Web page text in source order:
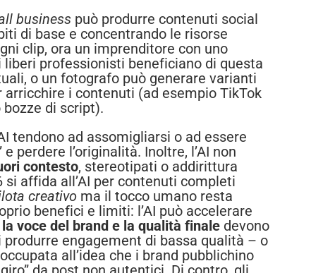
business può produrre contenuti social
di base e concentrando le risorse
clip, ora un imprenditore con uno
professionisti beneficiano di questa
o un fotografo può generare varianti
i contenuti (ad esempio TikTok
di script).
tendono ad assomigliarsi o ad essere
perdere l’originalità. Inoltre, l’AI non
contesto, stereotipati o addirittura
affida all’AI per contenuti completi
creativo ma il tocco umano resta
benefici e limiti: l’AI può accelerare
voce del brand e la qualità finale devono
engagement di bassa qualità – o
all’idea che i brand pubblichino